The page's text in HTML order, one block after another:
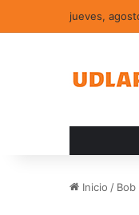
jueves,
Inicio /